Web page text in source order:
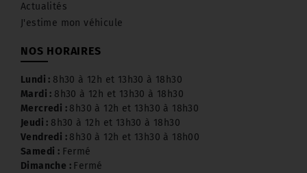
Actualités
J'estime mon véhicule
NOS HORAIRES
Lundi : 8h30 à 12h et 13h30 à 18h30
Mardi : 8h30 à 12h et 13h30 à 18h30
Mercredi : 8h30 à 12h et 13h30 à 18h30
Jeudi : 8h30 à 12h et 13h30 à 18h30
Vendredi : 8h30 à 12h et 13h30 à 18h00
Samedi : Fermé
Dimanche : Fermé